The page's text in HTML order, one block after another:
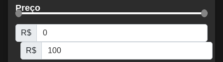
Preço
R$
R$